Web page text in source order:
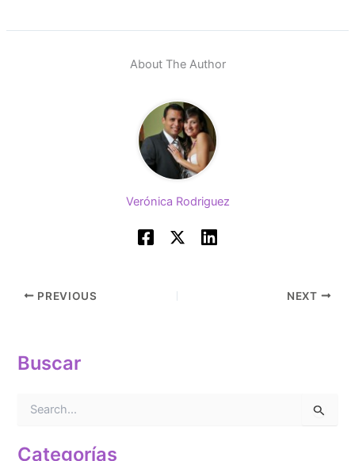
About The Author
Verónica Rodriguez
PREVIOUS NEXT
Buscar
c
Categorías